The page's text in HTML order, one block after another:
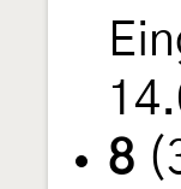
8